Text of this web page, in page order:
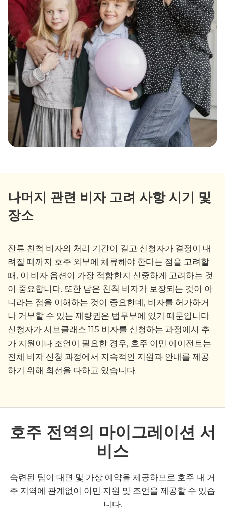
나머지 관련 비자 고려 사항 시기 및
장소
잔류 친척 비자의 처리 기간이 길고 신청자가 결정이 내
려질 때까지 호주 외부에 체류해야 한다는 점을 고려할
때, 이 비자 옵션이 가장 적합한지 신중하게 고려하는 것
이 중요합니다. 또한 남은 친척 비자가 보장되는 것이 아
니라는 점을 이해하는 것이 중요한데, 비자를 허가하거
나 거부할 수 있는 재량권은 법무부에 있기 때문입니다.
신청자가 서브클래스 115 비자를 신청하는 과정에서 추
가 지원이나 조언이 필요한 경우, 호주 이민 에이전트는
전체 비자 신청 과정에서 지속적인 지원과 안내를 제공
하기 위해 최선을 다하고 있습니다.
호주 전역의 마이그레이션 서
비스
숙련된 팀이 대면 및 가상 예약을 제공하므로 호주 내 거
주 지역에 관계없이 이민 지원 및 조언을 제공할 수 있습
니다.